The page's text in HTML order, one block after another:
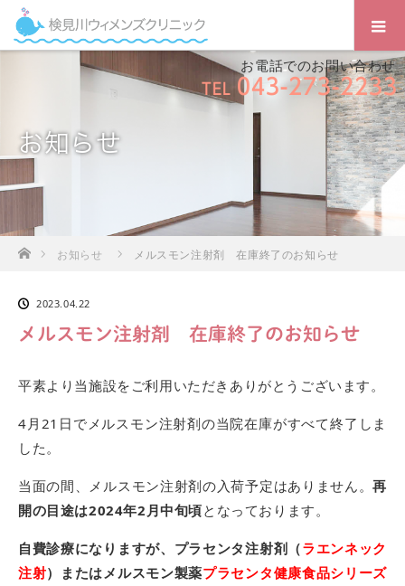
お電話でのお問い合わせ
TEL 043-273-2233
お知らせ
ホームお知らせ メルスモン注射剤 在庫終了のお知らせ
2023.04.22
メルスモン注射剤 在庫終了のお知らせ
平素より当施設をご利用いただきありがとうございます。
4月21日でメルスモン注射剤の当院在庫がすべて終了しま
した。
当面の間、メルスモン注射剤の入荷予定はありません。再
開の目途は2024年2月中旬頃となっております。
自費診療になりますが、プラセンタ注射剤（ラエンネック
注射）またはメルスモン製薬プラセンタ健康食品シリーズ